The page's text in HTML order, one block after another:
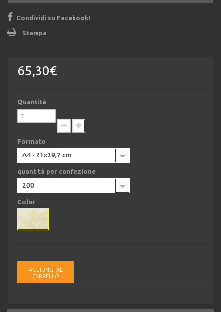
Condividi su Facebook!
Stampa
65,30€
Quantità
Formato
A4 - 21x29,7 cm
quantità per confezione
200
Color
AGGIUNGI AL
CARRELLO